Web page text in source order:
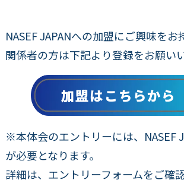
NASEF JAPANへの加盟にご興味を
関係者の方は下記より登録をお願い
加盟はこちらか
※本体会のエントリーには、NASEF
が必要となります。
詳細は、エントリーフォームをご確